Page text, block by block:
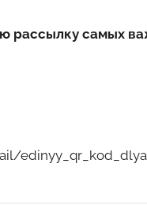
рассылку самых